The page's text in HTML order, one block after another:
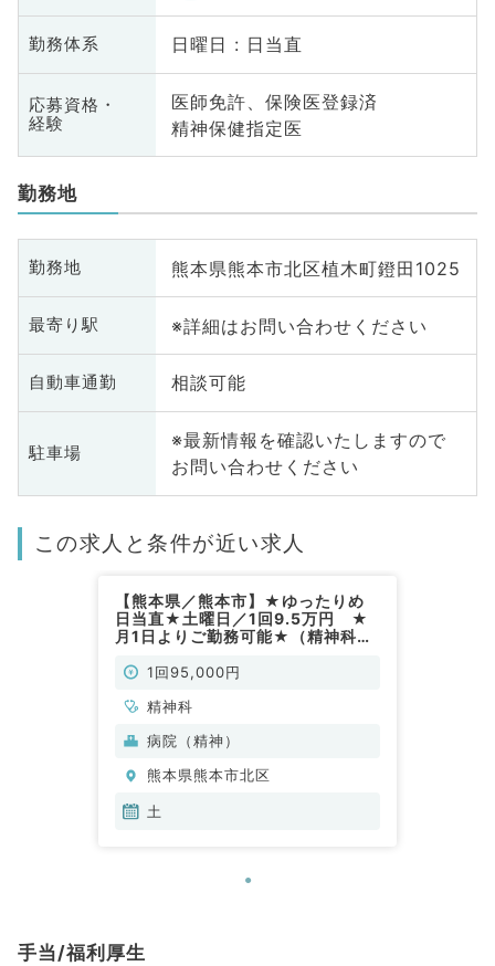
勤務体系 日曜日 : 日当直
応募資格・
経験
医師免許、保険医登録済
精神保健指定医
勤務地
勤務地 熊本県熊本市北区植木町鐙田1025
最寄り駅 ※詳細はお問い合わせください
自動車通勤 相談可能
駐車場
※最新情報を確認いたしますので
お問い合わせください
この求人と条件が近い求人
【熊本県／熊本市】★ゆったりめ
日当直★土曜日／1回9.5万円 ★
月1日よりご勤務可能★（精神科／
1回95,000円
精神科
病院（精神）
熊本県熊本市北区
土
手当/福利厚生